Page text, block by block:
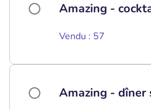
Amazing -
Vendu : 57
Amazing - dîner